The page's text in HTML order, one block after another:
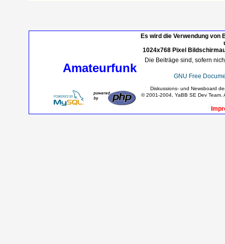
Es wird die Verwendung
1024x768 Pixel
Amateurfunk
Die Beiträge sind, sofern
GNU Free
Diskussions- und Newsboard
© 2001-2004, YaBB SE Dev Team.